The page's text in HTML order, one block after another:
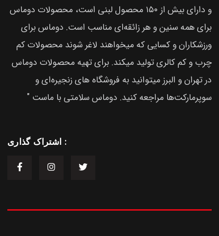
و دارای بیش از ۱۵۰ محصول لبنی است، محصولات دوماس
برای همه سنین و هر زائقه‌ای مناسب است. دوماس برای
ورزشکاران و کسایی که میخواهند لاغر شوند محصولات کم
چرب و کم کالری تولید میکند. برای تهیه محصولات دوماس
در تهران و البرز میتوانید به فروشگاه های زنجیره‌ای و
سوپرمارکت‌ها مراجعه کنید. دوماس سلامتی با ماست "
اشتراک گذاری :